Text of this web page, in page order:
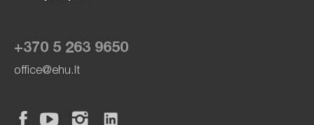
+370 5 263 9650
office@ehu.lt